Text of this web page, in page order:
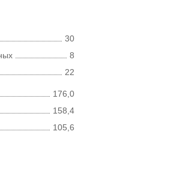
30
8
22
176,0
158,4
105,6